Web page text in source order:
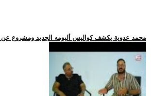
.. محمد عدوية يكشف كواليس ألبومه الجديد ومشروع عن